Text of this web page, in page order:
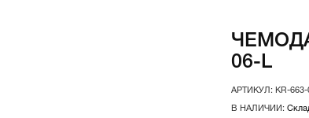
06-L
KR-